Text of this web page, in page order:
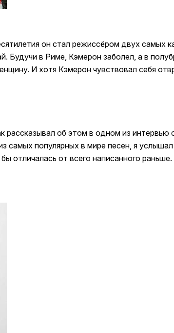
он стал режиссёром двух самых
Будучи в Риме, Кэмерон заболел, а в
И хотя Кэмерон чувствовал себя
об этом в одном из интервью
популярных в мире песен, я услышал
от всего написанного